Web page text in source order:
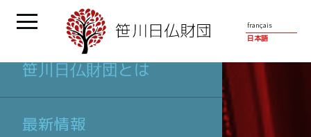
français
日本語
笹川日仏財団とは
最新情報